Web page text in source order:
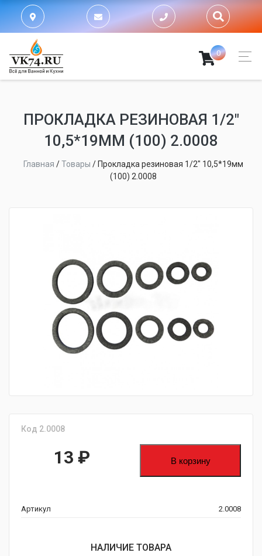
0
ПРОКЛАДКА РЕЗИНОВАЯ 1/2"
10,5*19ММ (100) 2.0008
Главная /Товары / Прокладка резиновая 1/2" 10,5*19мм
(100) 2.0008
Код 2.0008
13 ₽ В корзину
Артикул 2.0008
НАЛИЧИЕ ТОВАРА